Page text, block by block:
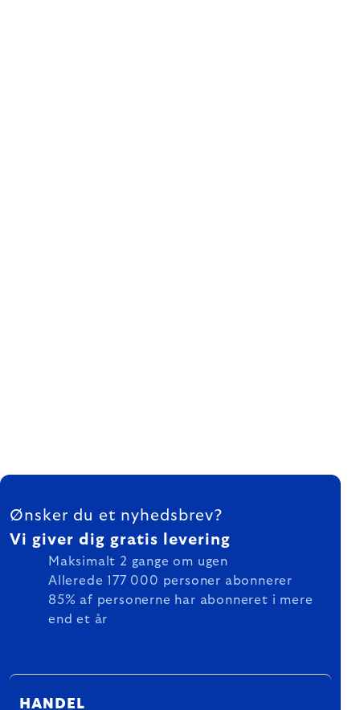
FOOTER
Ønsker du et nyhedsbrev?
Vi giver dig gratis levering
Maksimalt 2 gange om ugen
Allerede 177 000 personer abonnerer
85% af personerne har abonneret i mere
end et år
HANDEL